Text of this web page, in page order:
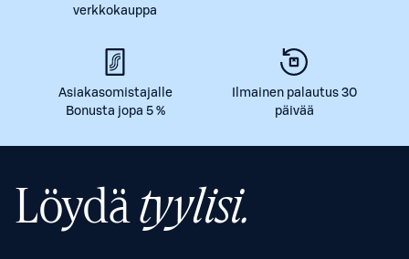
verkkokauppa
Asiakasomistajalle
Bonusta jopa 5 %
Ilmainen palautus 30
päivää
Löydätyylisi.